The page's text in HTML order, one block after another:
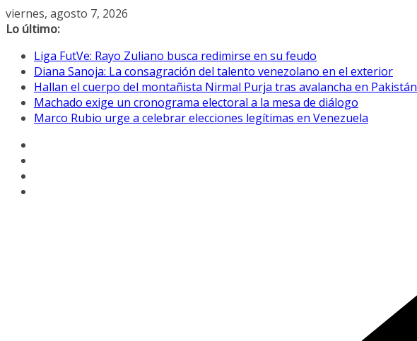
Saltar
al
viernes, agosto 7, 2026
Lo último:
Liga FutVe: Rayo Zuliano busca redimirse en su feudo
Diana Sanoja: La consagración del talento venezolano en el exterior
Hallan el cuerpo del montañista Nirmal Purja tras avalancha en Pakistán
Machado exige un cronograma electoral a la mesa de diálogo
Marco Rubio urge a celebrar elecciones legítimas en Venezuela